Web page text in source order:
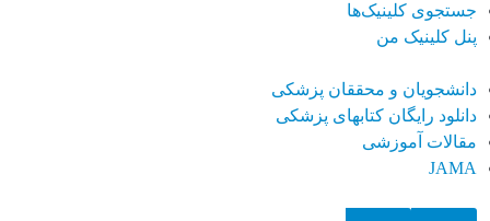
جستجوی کلینیک‌ها
پنل کلینیک من
دانشجویان و محققان پزشکی
دانلود رایگان کتابهای پزشکی
مقالات آموزشی
JAMA